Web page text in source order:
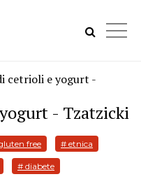
cetrioli e yogurt -
- Tzatzicki
free # etnica
# diabete